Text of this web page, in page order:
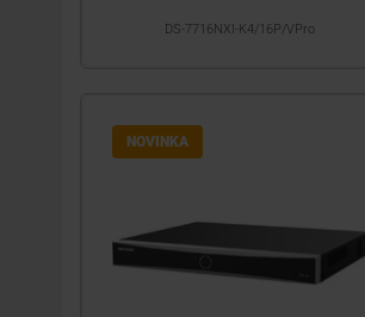
DS-7716NXI-K4/16P/VPro
NOVINKA